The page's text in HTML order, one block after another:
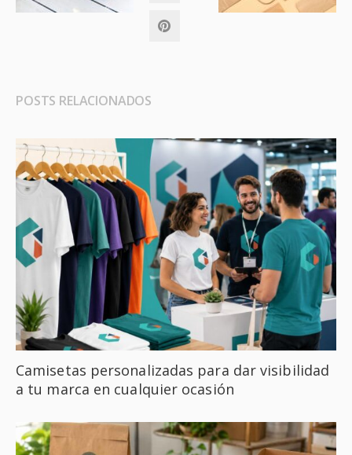
POSTS RELACIONADOS
Camisetas personalizadas para dar visibilidad
a tu marca en cualquier ocasión